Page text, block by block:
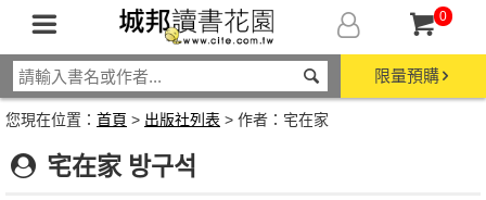
0
限量預購
您現在位置： 首頁 > 出版社列表 > 作者：宅在家
宅在家 방구석